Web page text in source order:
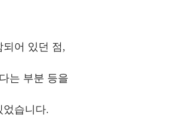
되어 있던 점,
는 부분 등을
었습니다.